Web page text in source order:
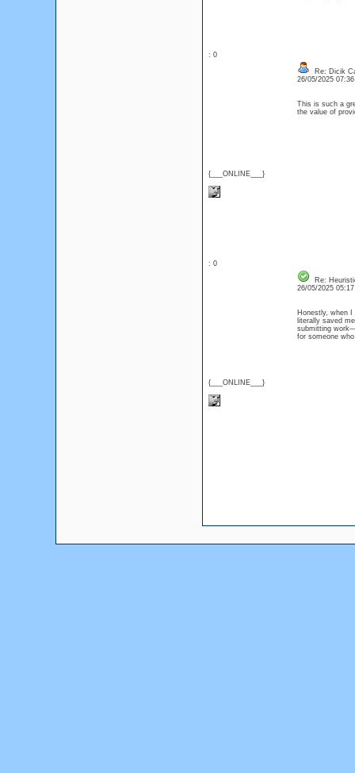
: 0
{___ONLINE___}
Re: Dicik
26/05/2025
This is such a
the value of
: 0
{___ONLINE___}
Re:
26/05/2025
Honestly, when
literally saved
submitting
for someone